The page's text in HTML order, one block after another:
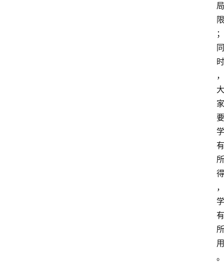
局
限
；
同
时
，
大
家
要
学
有
所
得
，
学
有
所
用
。